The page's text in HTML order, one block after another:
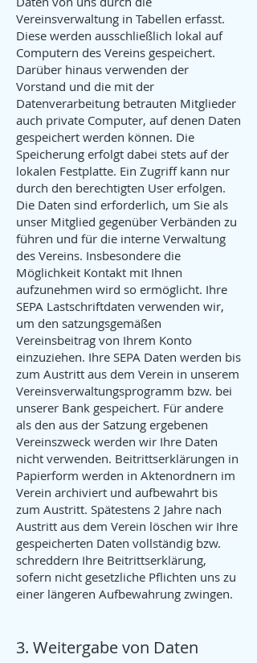
Vereinsverwaltung in Tabellen erfasst.
Diese werden ausschließlich lokal auf
Computern des Vereins gespeichert.
Darüber hinaus verwenden der
Vorstand und die mit der
Datenverarbeitung betrauten Mitglieder
auch private Computer, auf denen Daten
gespeichert werden können. Die
Speicherung erfolgt dabei stets auf der
lokalen Festplatte. Ein Zugriff kann nur
durch den berechtigten User erfolgen.
Die Daten sind erforderlich, um Sie als
unser Mitglied gegenüber Verbänden zu
führen und für die interne Verwaltung
des Vereins. Insbesondere die
Möglichkeit Kontakt mit Ihnen
aufzunehmen wird so ermöglicht. Ihre
SEPA Lastschriftdaten verwenden wir,
um den satzungsgemäßen
Vereinsbeitrag von Ihrem Konto
einzuziehen. Ihre SEPA Daten werden bis
zum Austritt aus dem Verein in unserem
Vereinsverwaltungsprogramm bzw. bei
unserer Bank gespeichert. Für andere
als den aus der Satzung ergebenen
Vereinszweck werden wir Ihre Daten
nicht verwenden. Beitrittserklärungen in
Papierform werden in Aktenordnern im
Verein archiviert und aufbewahrt bis
zum Austritt. Spätestens 2 Jahre nach
Austritt aus dem Verein löschen wir Ihre
gespeicherten Daten vollständig bzw.
schreddern Ihre Beitrittserklärung,
sofern nicht gesetzliche Pflichten uns zu
einer längeren Aufbewahrung zwingen.
3. Weitergabe von Daten